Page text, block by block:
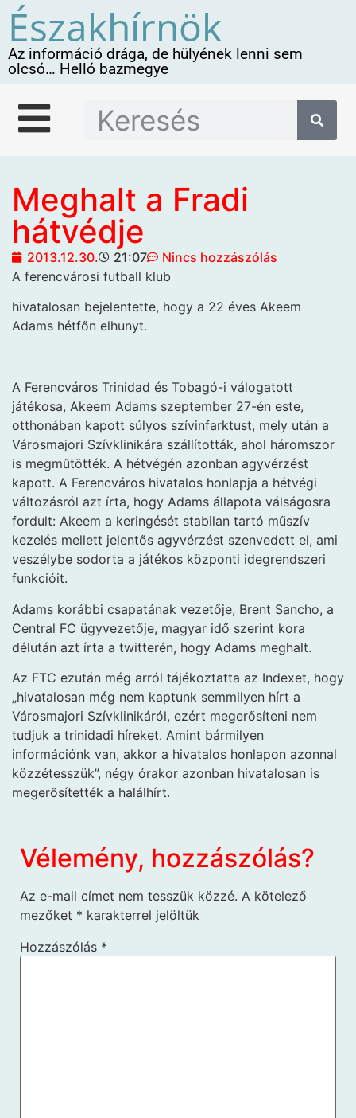
Északhírnök
Az információ drága, de hülyének lenni sem
olcsó… Helló bazmegye
Meghalt a Fradi
hátvédje
2013.12.30. 21:07
Nincs hozzászólás
A ferencvárosi futball klub
hivatalosan bejelentette, hogy a 22 éves Akeem
Adams hétfőn elhunyt.
A Ferencváros Trinidad és Tobagó-i válogatott
játékosa, Akeem Adams szeptember 27-én este,
otthonában kapott súlyos szívinfarktust, mely után a
Városmajori Szívklinikára szállították, ahol háromszor
is megműtötték. A hétvégén azonban agyvérzést
kapott. A Ferencváros hivatalos honlapja a hétvégi
változásról azt írta, hogy Adams állapota válságosra
fordult: Akeem a keringését stabilan tartó műszív
kezelés mellett jelentős agyvérzést szenvedett el, ami
veszélybe sodorta a játékos központi idegrendszeri
funkcióit.
Adams korábbi csapatának vezetője, Brent Sancho, a
Central FC ügyvezetője, magyar idő szerint kora
délután azt írta a twitterén, hogy Adams meghalt.
Az FTC ezután még arról tájékoztatta az Indexet, hogy
„hivatalosan még nem kaptunk semmilyen hírt a
Városmajori Szívklinikáról, ezért megerősíteni nem
tudjuk a trinidadi híreket. Amint bármilyen
információnk van, akkor a hivatalos honlapon azonnal
közzétesszük”, négy órakor azonban hivatalosan is
megerősítették a halálhírt.
Vélemény, hozzászólás?
Az e-mail címet nem tesszük közzé. A kötelező
mezőket * karakterrel jelöltük
Hozzászólás *